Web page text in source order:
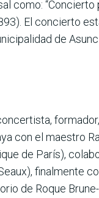
“Concierto
El concierto
de
con el maestro
de París),
finalmente
de Roque